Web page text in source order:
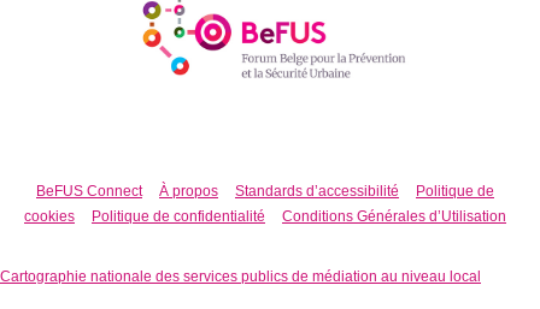
BeFUS Connect À propos Standards d’accessibilité
Politique de
cookies
Politique de confidentialité Conditions Générales d’Utilisation
Cartographie nationale des services publics de médiation au niveau local